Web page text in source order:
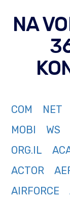
NA
COM NET
MOBI
WS
ORG.IL
ACTOR
AIRFORCE